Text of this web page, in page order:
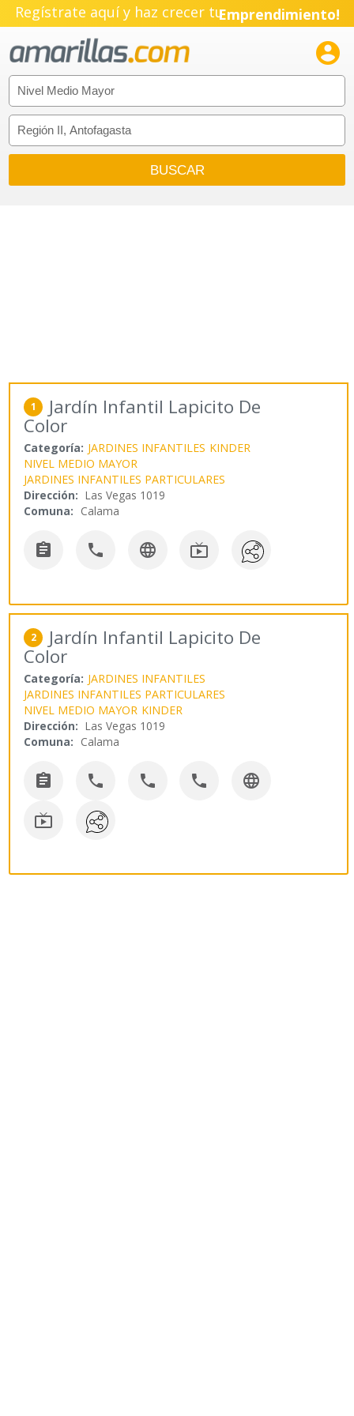
Regístrate aquí y haz crecer tuEmprendimiento!

1 Jardín Infantil Lapicito De
Color
Categoría: JARDINES INFANTILES KINDER
NIVEL MEDIO MAYOR
JARDINES INFANTILES PARTICULARES
Dirección: Las Vegas 1019
Comuna: Calama
   
2 Jardín Infantil Lapicito De
Color
Categoría: JARDINES INFANTILES
JARDINES INFANTILES PARTICULARES
NIVEL MEDIO MAYOR KINDER
Dirección: Las Vegas 1019
Comuna: Calama
    
